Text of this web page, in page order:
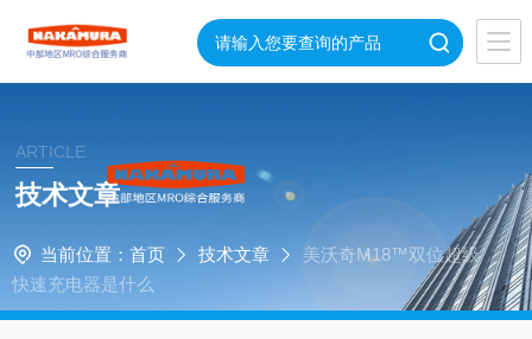
ARTICLE
技术文章
当前位置： 首页 技术文章
美沃奇M18™双位超级
快速充电器是什么